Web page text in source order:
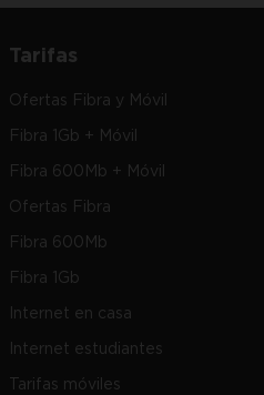
Tarifas
Ofertas Fibra y Móvil
Fibra 1Gb + Móvil
Fibra 600Mb + Móvil
Ofertas Fibra
Fibra 600Mb
Fibra 1Gb
Internet en casa
Internet estudiantes
Tarifas móviles